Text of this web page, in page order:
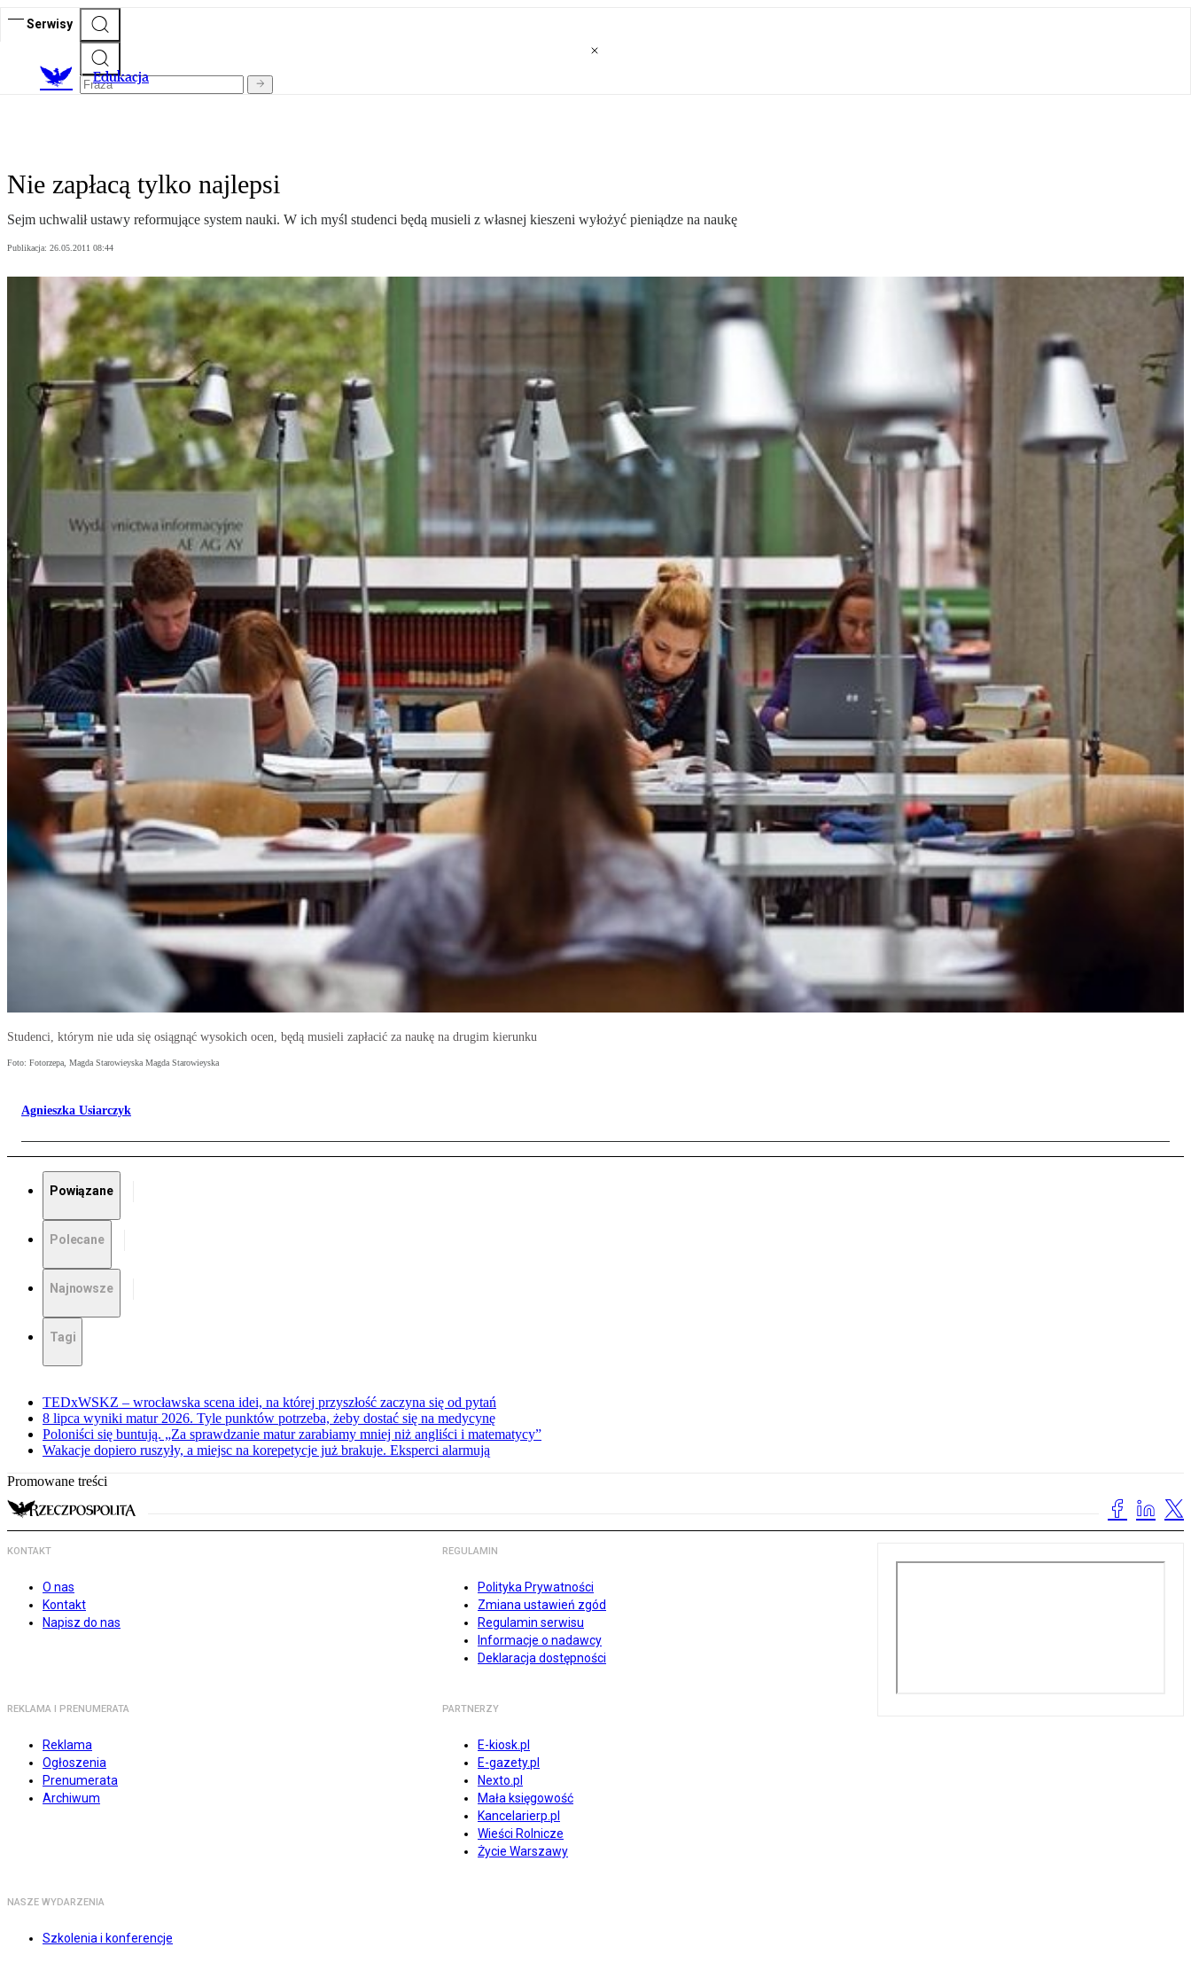
Serwisy
Edukacja
Nie zapłacą tylko najlepsi
Sejm uchwalił ustawy reformujące system nauki. W ich myśl studenci będą musieli z własnej kieszeni wyłożyć pieniądze na naukę
Publikacja: 26.05.2011 08:44
Studenci, którym nie uda się osiągnąć wysokich ocen, będą musieli zapłacić za naukę na drugim kierunku
Foto: Fotorzepa, Magda Starowieyska Magda Starowieyska
Agnieszka Usiarczyk
Powiązane
Polecane
Najnowsze
Tagi
TEDxWSKZ – wrocławska scena idei, na której przyszłość zaczyna się od pytań
8 lipca wyniki matur 2026. Tyle punktów potrzeba, żeby dostać się na medycynę
Poloniści się buntują. „Za sprawdzanie matur zarabiamy mniej niż angliści i matematycy”
Wakacje dopiero ruszyły, a miejsc na korepetycje już brakuje. Eksperci alarmują
Promowane treści
KONTAKT
O nas
Kontakt
Napisz do nas
REGULAMIN
Polityka Prywatności
Zmiana ustawień zgód
Regulamin serwisu
Informacje o nadawcy
Deklaracja dostępności
REKLAMA I PRENUMERATA
Reklama
Ogłoszenia
Prenumerata
Archiwum
PARTNERZY
E-kiosk.pl
E-gazety.pl
Nexto.pl
Mała księgowość
Kancelarierp.pl
Wieści Rolnicze
Życie Warszawy
NASZE WYDARZENIA
Szkolenia i konferencje